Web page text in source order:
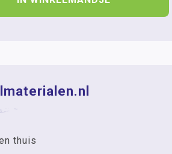
thuis